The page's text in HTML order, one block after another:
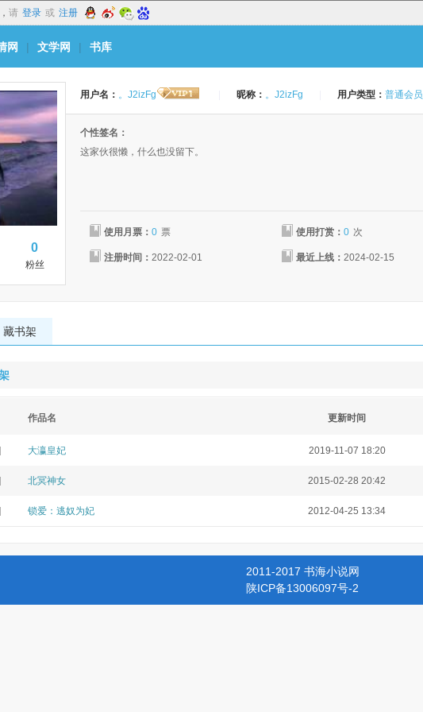
请 登录 或 注册
网 | 文学网 | 书库
0
粉丝
用户名： 。J2izFg 昵称： 。J2izFg 用户类型： 普通会员
个性签名：
这家伙很懒，什么也没留下。
使用月票： 0 票 使用打赏：0 次
注册时间： 2022-02-01 最近上线：2024-02-15
藏书架
作品名 更新时间
大瀛皇妃 2019-11-07 18:20
北冥神女 2015-02-28 20:42
锁爱：逃奴为妃 2012-04-25 13:34
2011-2017 书海小说网
陕ICP备13006097号-2